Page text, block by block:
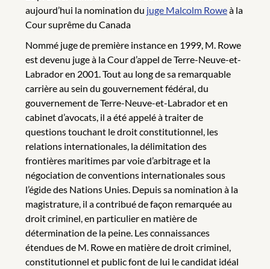
aujourd’hui la nomination du juge Malcolm Roweà la
Cour suprême du Canada
Nommé juge de première instance en 1999, M. Rowe
est devenu juge à la Cour d’appel de Terre-Neuve-et-
Labrador en 2001. Tout au long de sa remarquable
carrière au sein du gouvernement fédéral, du
gouvernement de Terre-Neuve-et-Labrador et en
cabinet d’avocats, il a été appelé à traiter de
questions touchant le droit constitutionnel, les
relations internationales, la délimitation des
frontières maritimes par voie d’arbitrage et la
négociation de conventions internationales sous
l’égide des Nations Unies. Depuis sa nomination à la
magistrature, il a contribué de façon remarquée au
droit criminel, en particulier en matière de
détermination de la peine. Les connaissances
étendues de M. Rowe en matière de droit criminel,
constitutionnel et public font de lui le candidat idéal